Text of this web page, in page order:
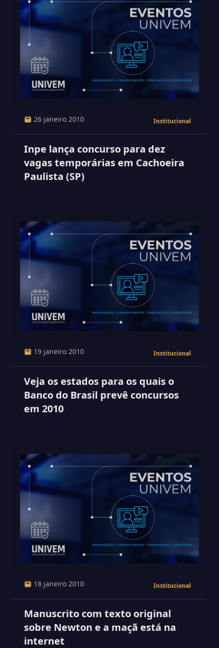
26 janeiro 2010 Institucional
Inpe lança concurso para dez
vagas temporárias em Cachoeira
Paulista (SP)
19 janeiro 2010 Institucional
Veja os estados para os quais o
Banco do Brasil prevê concursos
em 2010
18 janeiro 2010 Institucional
Manuscrito com texto original
sobre Newton e a maçã está na
internet